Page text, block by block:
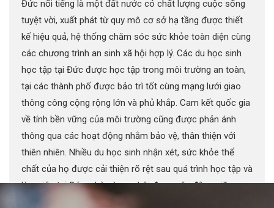
Đức nổi tiếng là một đất nước có chất lượng cuộc sống
tuyệt vời, xuất phát từ quy mô cơ sở hạ tầng được thiết
kế hiệu quả, hệ thống chăm sóc sức khỏe toàn diện cùng
các chương trình an sinh xã hội hợp lý. Các du học sinh
học tập tại Đức được học tập trong môi trường an toàn,
tại các thành phố được bảo trì tốt cùng mạng lưới giao
thông công cộng rộng lớn và phủ khắp. Cam kết quốc gia
về tính bền vững của môi trường cũng được phản ánh
thông qua các hoạt động nhằm bảo vệ, thân thiện với
thiên nhiên. Nhiều du học sinh nhận xét, sức khỏe thể
chất của họ được cải thiện rõ rệt sau quá trình học tập và
làm việc tại Đức, nhờ vào cơ hội được vận động giữa
thiên nhiên trong lành.